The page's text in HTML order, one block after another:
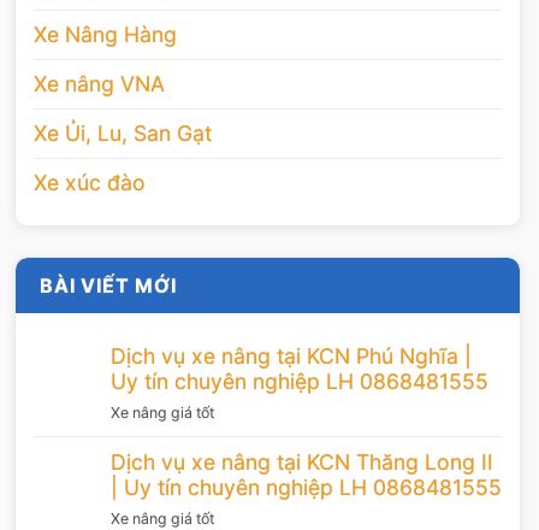
Xe Nâng Hàng
Xe nâng VNA
Xe Ủi, Lu, San Gạt
Xe xúc đào
BÀI VIẾT MỚI
Dịch vụ xe nâng tại KCN Phú Nghĩa |
Uy tín chuyên nghiệp LH 0868481555
Xe nâng giá tốt
Dịch vụ xe nâng tại KCN Thăng Long II
| Uy tín chuyên nghiệp LH 0868481555
Xe nâng giá tốt